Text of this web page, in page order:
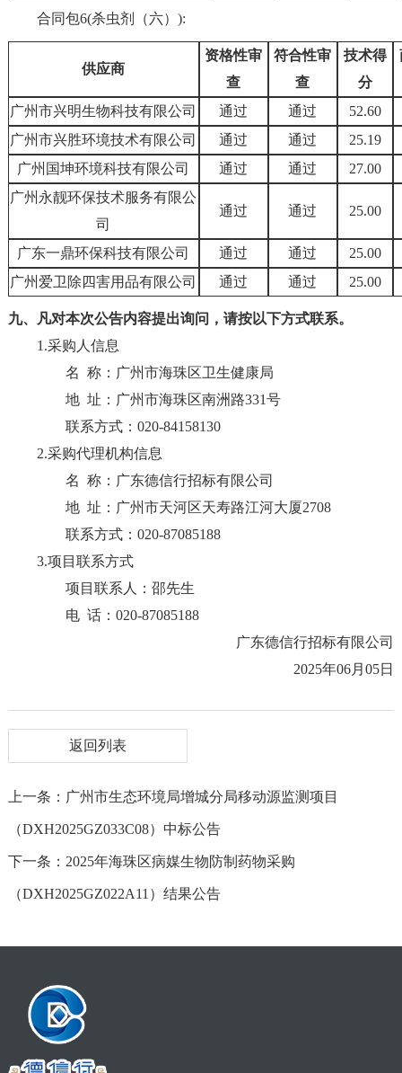
合同包6(杀虫剂（六）):
供应商
资格性审
查
符合性审
查
技术得
分
广州市兴明生物科技有限公司 通过 通过
52.60
广州市兴胜环境技术有限公司
通过 通过
25.19
广州国坤环境科技有限公司
通过 通过
27.00
广州永靓环保技术服务有限公
司
通过 通过 25.00
广东一鼎环保科技有限公司 通过 通过
25.00
广州爱卫除四害用品有限公司
通过 通过 25.00
九、凡对本次公告内容提出询问，请按以下方式联系。
1.采购人信息
名 称： 广州市海珠区卫生健康局
地 址： 广州市海珠区南洲路331号
联系方式： 020-84158130
2.采购代理机构信息
名 称： 广东德信行招标有限公司
地 址： 广州市天河区天寿路江河大厦2708
联系方式： 020-87085188
3.项目联系方式
项目联系人： 邵先生
电 话： 020-87085188
广东德信行招标有限公司
2025年06月05日
返回列表
上一条：广州市生态环境局增城分局移动源监测项目
（DXH2025GZ033C08）中标公告
下一条：2025年海珠区病媒生物防制药物采购
（DXH2025GZ022A11）结果公告